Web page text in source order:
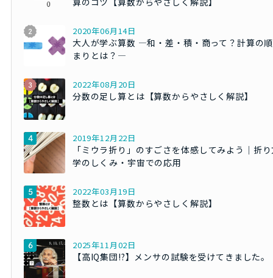
2020年06月14日
大人が学ぶ算数 ―和・差・積・商って？計算の
まりとは？―
2022年08月20日
分数の足し算とは【算数からやさしく解説】
2019年12月22日
「ミウラ折り」のすごさを体感してみよう｜折
学のしくみ・宇宙での応用
2022年03月19日
整数とは【算数からやさしく解説】
2025年11月02日
【高IQ集団!?】メンサの試験を受けてきました。